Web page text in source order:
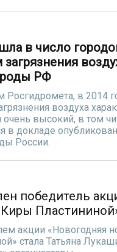
в число
РФ
в 2014
воздуха
высокий, в том
в докладе
России.
победитель
акции «Нов­огодняя
стала Татьяна